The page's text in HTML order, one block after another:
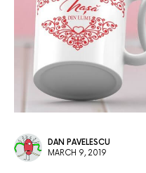
DAN PAVELESCU
MARCH 9, 2019